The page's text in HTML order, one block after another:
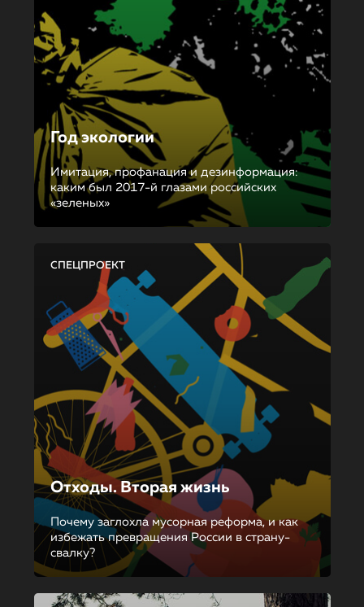
Год экологии
Имитация, профанация и дезинформация:
каким был 2017-й глазами российских
«зеленых»
СПЕЦПРОЕКТ
Отходы. Вторая жизнь
Почему заглохла мусорная реформа, и как
избежать превращения России в страну-
свалку?